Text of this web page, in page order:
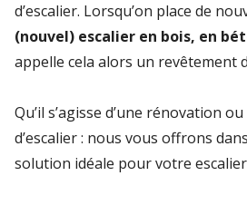
d’escalier. Lorsqu’on place de
(nouvel) escalier en bois, en
appelle cela alors un revêtement
Qu’il s’agisse d’une rénovation
d’escalier : nous vous offrons
solution idéale pour votre